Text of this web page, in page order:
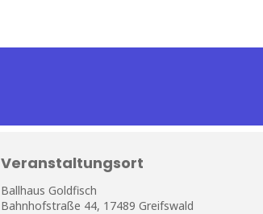
Veranstaltungsort
Ballhaus Goldfisch
Bahnhofstraße 44, 17489 Greifswald